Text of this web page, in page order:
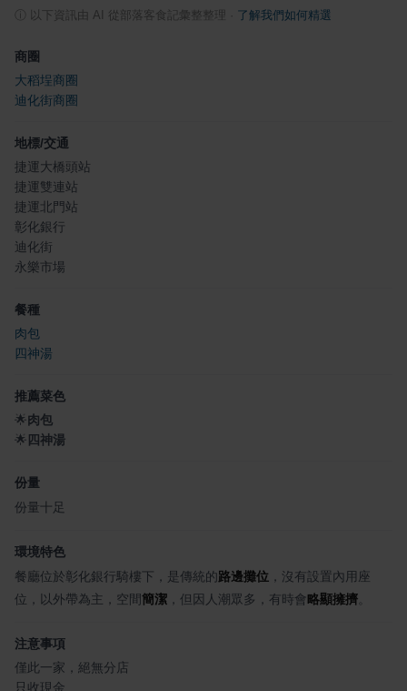
以下資訊由 AI 從部落客食記彙整整理 了解我們如何精選
商圈
大稻埕商圈
迪化街商圈
地標/交通
捷運大橋頭站
捷運雙連站
捷運北門站
彰化銀行
迪化街
永樂市場
餐種
肉包
四神湯
推薦菜色
🌟肉包
🌟 四神湯
份量
份量十足
環境特色
餐廳位於彰化銀行騎樓下，是傳統的路邊攤位 ，沒有設置內用座
位，以外帶為主，空間簡潔 ，但因人潮眾多，有時會略顯擁擠
注意事項
僅此一家，絕無分店
只收現金